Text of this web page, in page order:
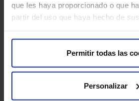
que les haya proporcionado o que
partir del uso que haya hecho de
Permitir todas las
Personalizar
Sobre nós
Recuncho do accionista​